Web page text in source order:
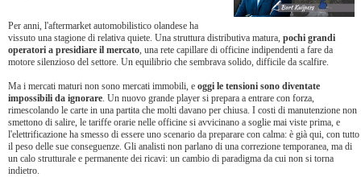
Per anni, l'aftermarket automobilistico olandese ha
vissuto una stagione di relativa quiete. Una struttura distributiva matura, pochi grandi
operatori a presidiare il mercato, una rete capillare di officine indipendenti a fare da
motore silenzioso del settore. Un equilibrio che sembrava solido, difficile da scalfire.
Ma i mercati maturi non sono mercati immobili, e oggi le tensioni sono diventate
impossibili da ignorare. Un nuovo grande player si prepara a entrare con forza,
rimescolando le carte in una partita che molti davano per chiusa. I costi di manutenzione non
smettono di salire, le tariffe orarie nelle officine si avvicinano a soglie mai viste prima, e
l'elettrificazione ha smesso di essere uno scenario da preparare con calma: è già qui, con tutto
il peso delle sue conseguenze. Gli analisti non parlano di una correzione temporanea, ma di
un calo strutturale e permanente dei ricavi: un cambio di paradigma da cui non si torna
indietro.